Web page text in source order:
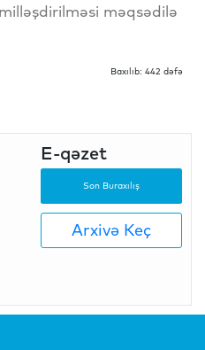
məqsədilə
Baxılıb: 442 dəfə
E-qəzet
Son Buraxılış
Arxivə Keç